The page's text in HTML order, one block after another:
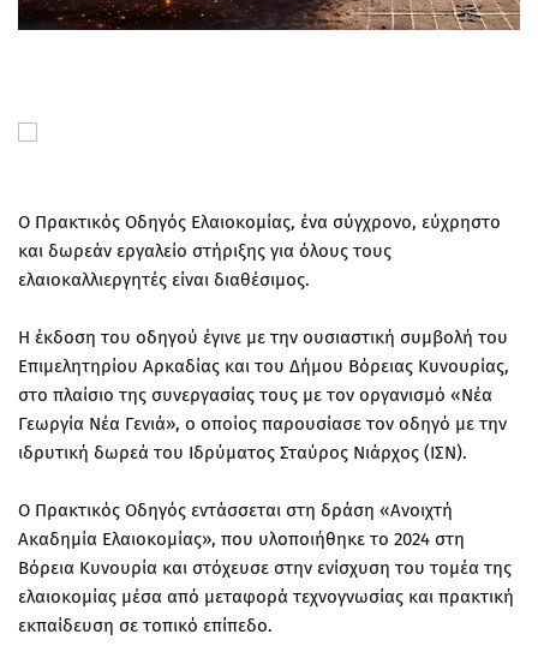
O Πρακτικός Οδηγός Ελαιοκομίας, ένα σύγχρονο, εύχρηστο
και δωρεάν εργαλείο στήριξης για όλους τους
ελαιοκαλλιεργητές είναι διαθέσιμος.
Η έκδοση του οδηγού έγινε με την ουσιαστική συμβολή του
Επιμελητηρίου Αρκαδίας και του Δήμου Βόρειας Κυνουρίας,
στο πλαίσιο της συνεργασίας τους με τον οργανισμό «Νέα
Γεωργία Νέα Γενιά», ο οποίος παρουσίασε τον οδηγό με την
ιδρυτική δωρεά του Ιδρύματος Σταύρος Νιάρχος (ΙΣΝ).
Ο Πρακτικός Οδηγός εντάσσεται στη δράση «Ανοιχτή
Ακαδημία Ελαιοκομίας», που υλοποιήθηκε το 2024 στη
Βόρεια Κυνουρία και στόχευσε στην ενίσχυση του τομέα της
ελαιοκομίας μέσα από μεταφορά τεχνογνωσίας και πρακτική
εκπαίδευση σε τοπικό επίπεδο.